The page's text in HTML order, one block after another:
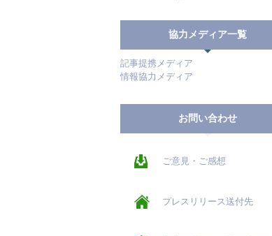
協力メディア一覧
記事提携メディア
情報協力メディア
お問い合わせ
ご意見・ご感想
プレスリリース送付先